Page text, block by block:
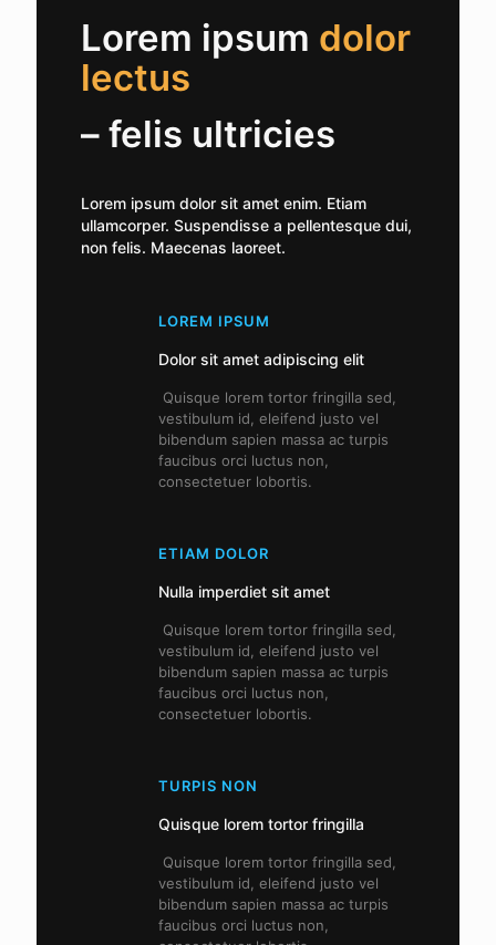
Lorem ipsum dolor
lectus
– felis ultricies
Lorem ipsum dolor sit amet enim. Etiam
ullamcorper. Suspendisse a pellentesque dui,
non felis. Maecenas laoreet.
LOREM IPSUM
Dolor sit amet adipiscing elit
Quisque lorem tortor fringilla sed,
vestibulum id, eleifend justo vel
bibendum sapien massa ac turpis
faucibus orci luctus non,
consectetuer lobortis.
ETIAM DOLOR
Nulla imperdiet sit amet
Quisque lorem tortor fringilla sed,
vestibulum id, eleifend justo vel
bibendum sapien massa ac turpis
faucibus orci luctus non,
consectetuer lobortis.
TURPIS NON
Quisque lorem tortor fringilla
Quisque lorem tortor fringilla sed,
vestibulum id, eleifend justo vel
bibendum sapien massa ac turpis
faucibus orci luctus non,